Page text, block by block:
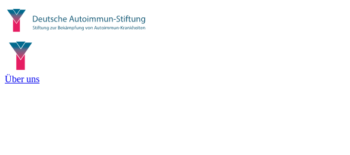
Über uns